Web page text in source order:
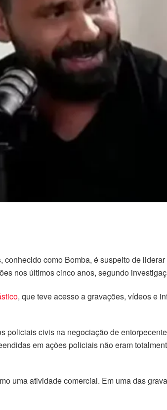
como Bomba, é suspeito de
nos últimos cinco anos, segundo
, que teve acesso a gravações, vídeos e
policiais civis na negociação de
em ações policiais não eram
uma atividade comercial. Em uma das